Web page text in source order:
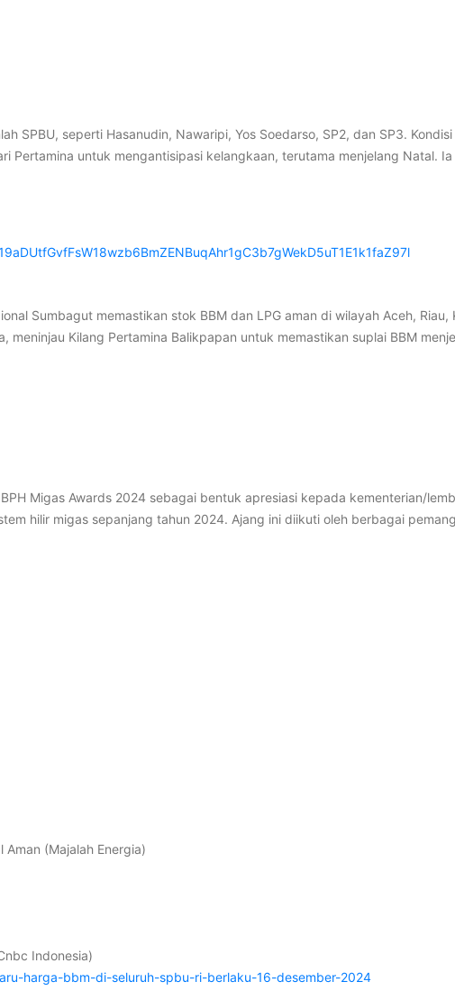
SPBU, seperti Hasanudin, Nawaripi, Yos Soedarso, SP2, dan SP3.
Pertamina untuk mengantisipasi kelangkaan, terutama menjelang Natal.
Sumbagut memastikan stok BBM dan LPG aman di wilayah Aceh, Riau,
meninjau Kilang Pertamina Balikpapan untuk memastikan suplai BBM
Migas Awards 2024 sebagai bentuk apresiasi kepada kementerian/
hilir migas sepanjang tahun 2024. Ajang ini diikuti oleh berbagai
(Majalah Energia)
Indonesia)
harga-bbm-di-seluruh-spbu-ri-berlaku-16-desember-2024